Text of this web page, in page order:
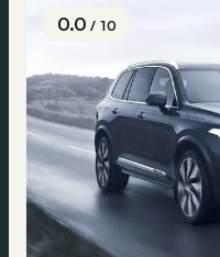
0.0/ 10